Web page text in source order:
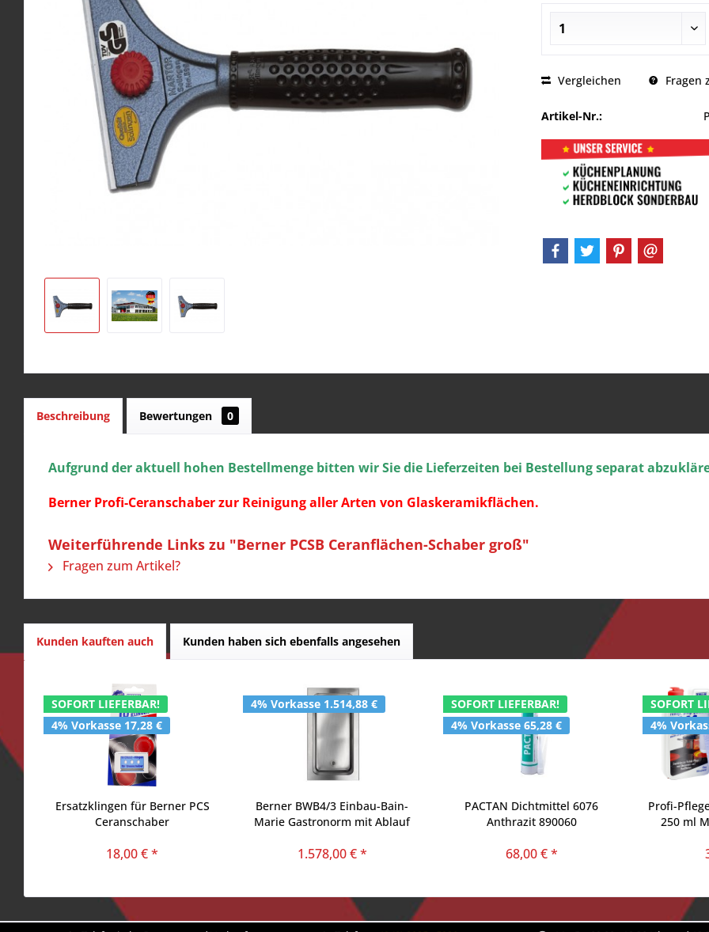
Vergleichen Fragen
Artikel-Nr.:
Beschreibung Bewertungen 0
Aufgrund der aktuell hohen Bestellmenge bitten wir Sie die Lieferzeiten bei Bestellung separat
Berner Profi-Ceranschaber zur Reinigung aller Arten von Glaskeramikflächen.
Weiterführende Links zu "Berner PCSB Ceranflächen-Schaber groß"
Fragen zum Artikel?
Kunden kauften auch Kunden haben sich ebenfalls angesehen
SOFORT LIEFERBAR!
4% Vorkasse 17,28 €
Ersatzklingen für Berner PCS
Ceranschaber
18,00 € *
4% Vorkasse 1.514,88 €
Berner BWB4/3 Einbau-Bain-
Marie Gastronorm mit Ablauf
1.578,00 € *
SOFORT LIEFERBAR!
4% Vorkasse 65,28 €
PACTAN Dichtmittel 6076
Anthrazit 890060
68,00 € *
SOFORT
4%
Profi-
250 ml